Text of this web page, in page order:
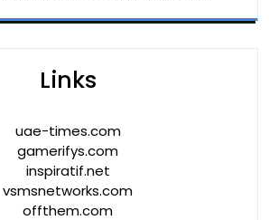
Links
uae-times.com
gamerifys.com
inspiratif.net
vsmsnetworks.com
offthem.com